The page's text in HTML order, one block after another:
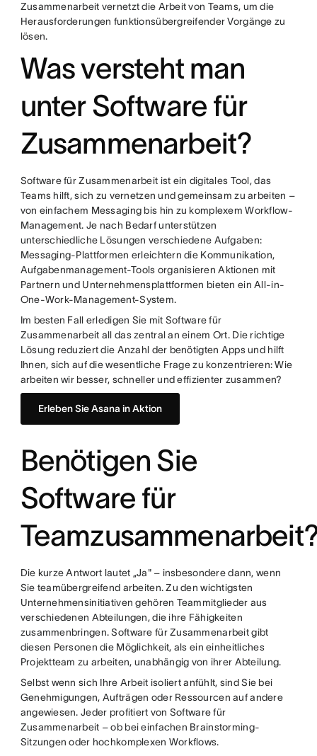
Zusammenarbeit vernetzt die Arbeit von Teams, um die
Herausforderungen funktionsübergreifender Vorgänge zu
lösen.
Was versteht man
unter Software für
Zusammenarbeit?
Software für Zusammenarbeit ist ein digitales Tool, das
Teams hilft, sich zu vernetzen und gemeinsam zu arbeiten –
von einfachem Messaging bis hin zu komplexem Workflow-
Management. Je nach Bedarf unterstützen
unterschiedliche Lösungen verschiedene Aufgaben:
Messaging-Plattformen erleichtern die Kommunikation,
Aufgabenmanagement-Tools organisieren Aktionen mit
Partnern und Unternehmensplattformen bieten ein All-in-
One-Work-Management-System.
Im besten Fall erledigen Sie mit Software für
Zusammenarbeit all das zentral an einem Ort. Die richtige
Lösung reduziert die Anzahl der benötigten Apps und hilft
Ihnen, sich auf die wesentliche Frage zu konzentrieren: Wie
arbeiten wir besser, schneller und effizienter zusammen?
Erleben Sie Asana in Aktion
Benötigen Sie
Software für
Die kurze Antwort lautet „Ja" – insbesondere dann, wenn
Sie teamübergreifend arbeiten. Zu den wichtigsten
Unternehmensinitiativen gehören Teammitglieder aus
verschiedenen Abteilungen, die ihre Fähigkeiten
zusammenbringen. Software für Zusammenarbeit gibt
diesen Personen die Möglichkeit, als ein einheitliches
Projektteam zu arbeiten, unabhängig von ihrer Abteilung.
Selbst wenn sich Ihre Arbeit isoliert anfühlt, sind Sie bei
Genehmigungen, Aufträgen oder Ressourcen auf andere
angewiesen. Jeder profitiert von Software für
Zusammenarbeit – ob bei einfachen Brainstorming-
Sitzungen oder hochkomplexen Workflows.